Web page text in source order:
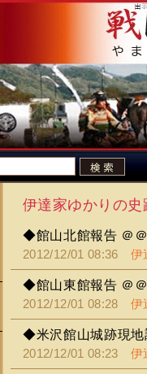
伊達家ゆかりの史
◆館山北館報告 ＠
2012/12/01 08:36伊
◆館山東館報告 ＠
2012/12/01 08:28伊
◆米沢館山城跡現地
2012/12/01 08:23伊